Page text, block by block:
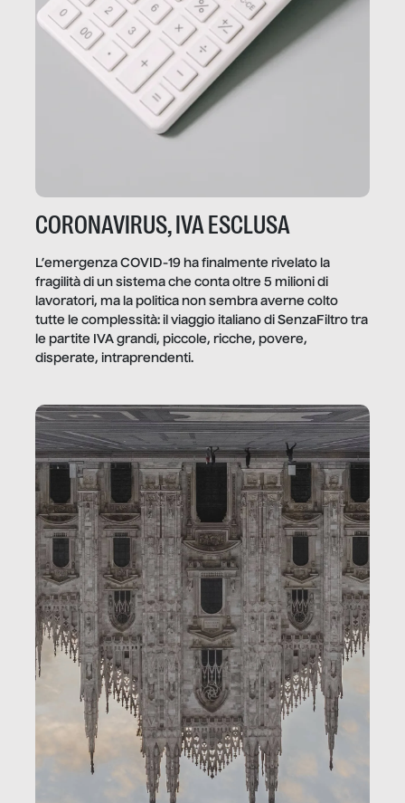
CORONAVIRUS, IVA ESCLUSA
L’emergenza COVID-19 ha finalmente rivelato la
fragilità di un sistema che conta oltre 5 milioni di
lavoratori, ma la politica non sembra averne colto
tutte le complessità: il viaggio italiano di SenzaFiltro tra
le partite IVA grandi, piccole, ricche, povere,
disperate, intraprendenti.